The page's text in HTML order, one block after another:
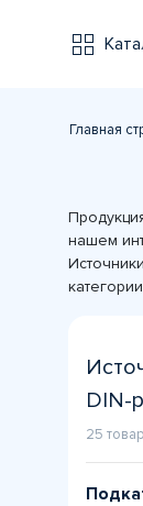
Главная
нашем
DIN-
25